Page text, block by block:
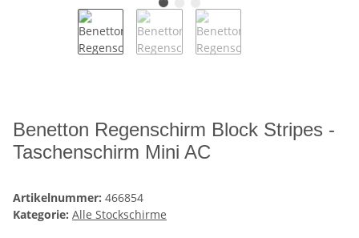
Benetton Regenschirm Block Stripes -
Taschenschirm Mini AC
Artikelnummer: 466854
Kategorie: Alle Stockschirme